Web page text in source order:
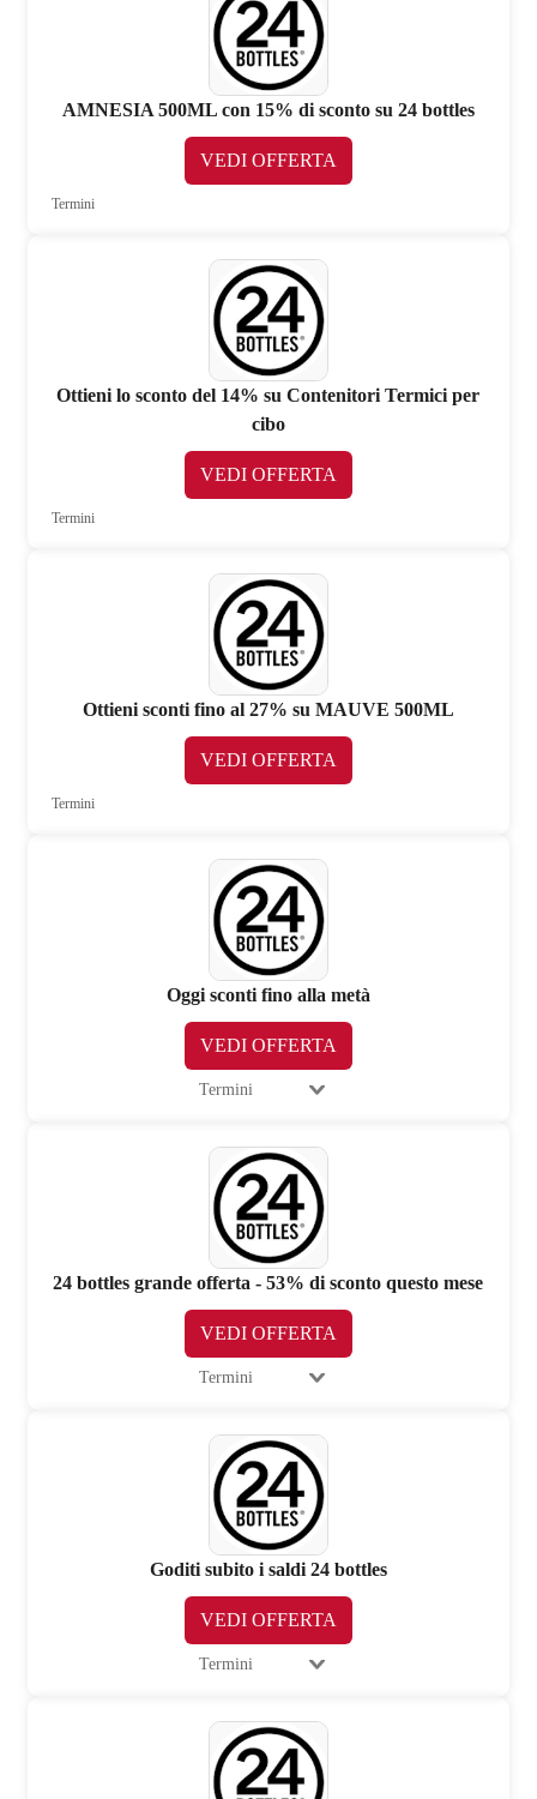
AMNESIA 500ML con 15% di sconto su 24 bottles
VEDI OFFERTA
Termini
Ottieni lo sconto del 14% su Contenitori Termici per
cibo
VEDI OFFERTA
Termini
Ottieni sconti fino al 27% su MAUVE 500ML
VEDI OFFERTA
Termini
Oggi sconti fino alla metà
VEDI OFFERTA
Termini
24 bottles grande offerta - 53% di sconto questo mese
VEDI OFFERTA
Termini
Goditi subito i saldi 24 bottles
VEDI OFFERTA
Termini